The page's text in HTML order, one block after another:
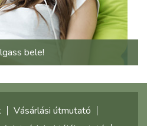
bele!
Vásárlási útmutató